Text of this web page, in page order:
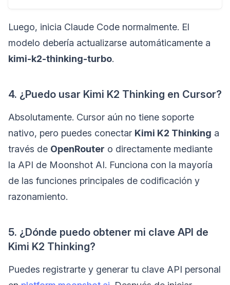
Luego, inicia Claude Code normalmente. El
modelo debería actualizarse automáticamente a
kimi-k2-thinking-turbo.
4. ¿Puedo usar Kimi K2 Thinking en Cursor?
Absolutamente. Cursor aún no tiene soporte
nativo, pero puedes conectar Kimi K2 Thinking a
través de OpenRouter o directamente mediante
la API de Moonshot AI. Funciona con la mayoría
de las funciones principales de codificación y
razonamiento.
5. ¿Dónde puedo obtener mi clave API de
Kimi K2 Thinking?
Puedes registrarte y generar tu clave API personal